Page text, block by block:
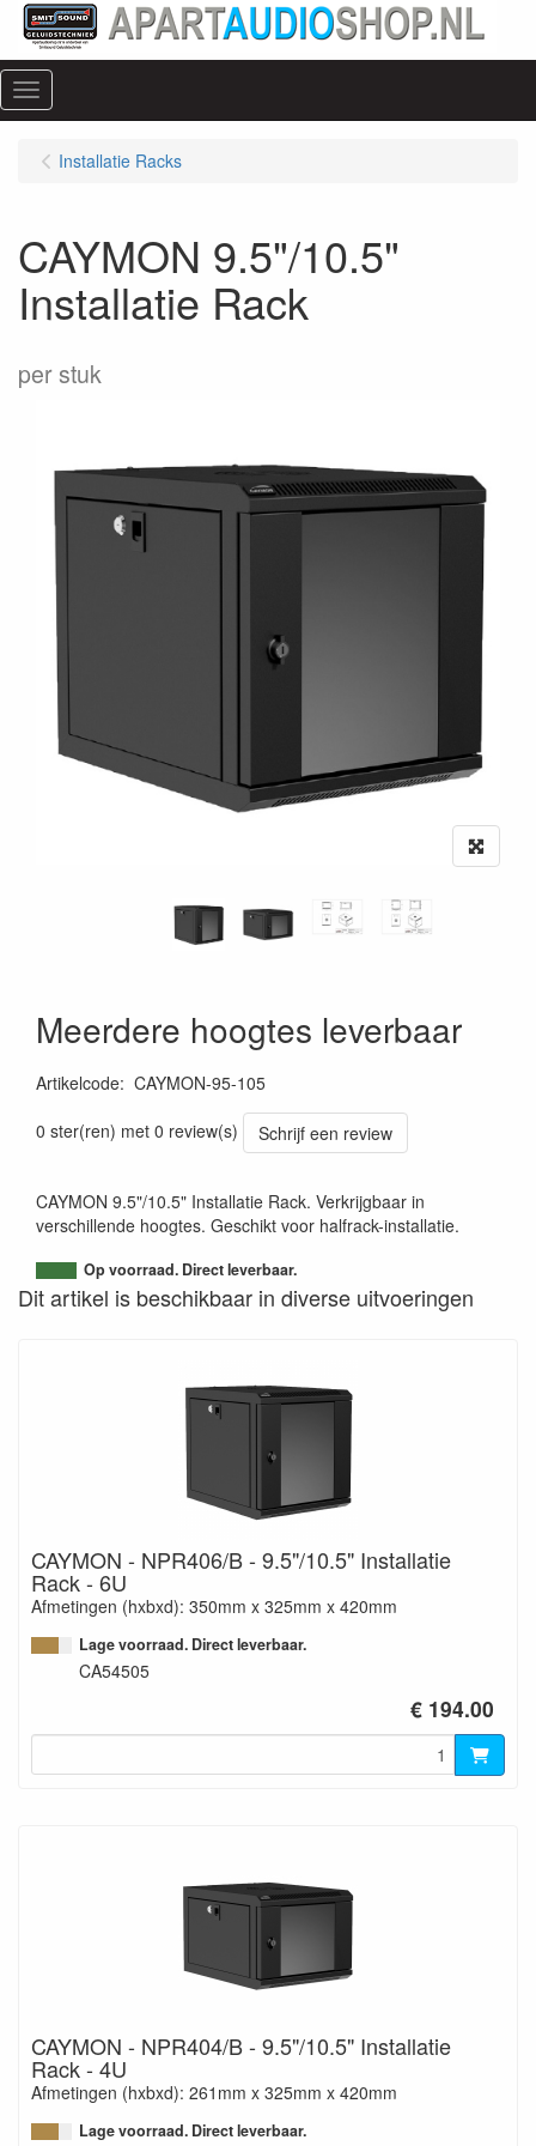
Menu
Installatie Racks
CAYMON 9.5"/10.5"
Installatie Rack
per stuk
Meerdere hoogtes leverbaar
Artikelcode: CAYMON-95-105
0 ster(ren) met 0 review(s)
Schrijf een review
CAYMON 9.5"/10.5" Installatie Rack. Verkrijgbaar in
verschillende hoogtes. Geschikt voor halfrack-installatie.
Op voorraad. Direct leverbaar.
Dit artikel is beschikbaar in diverse uitvoeringen
CAYMON - NPR406/B - 9.5"/10.5" Installatie
Rack - 6U
Afmetingen (hxbxd): 350mm x 325mm x 420mm
Lage voorraad. Direct leverbaar.
CA54505
€ 194.00
CAYMON - NPR404/B - 9.5"/10.5" Installatie
Rack - 4U
Afmetingen (hxbxd): 261mm x 325mm x 420mm
Lage voorraad. Direct leverbaar.